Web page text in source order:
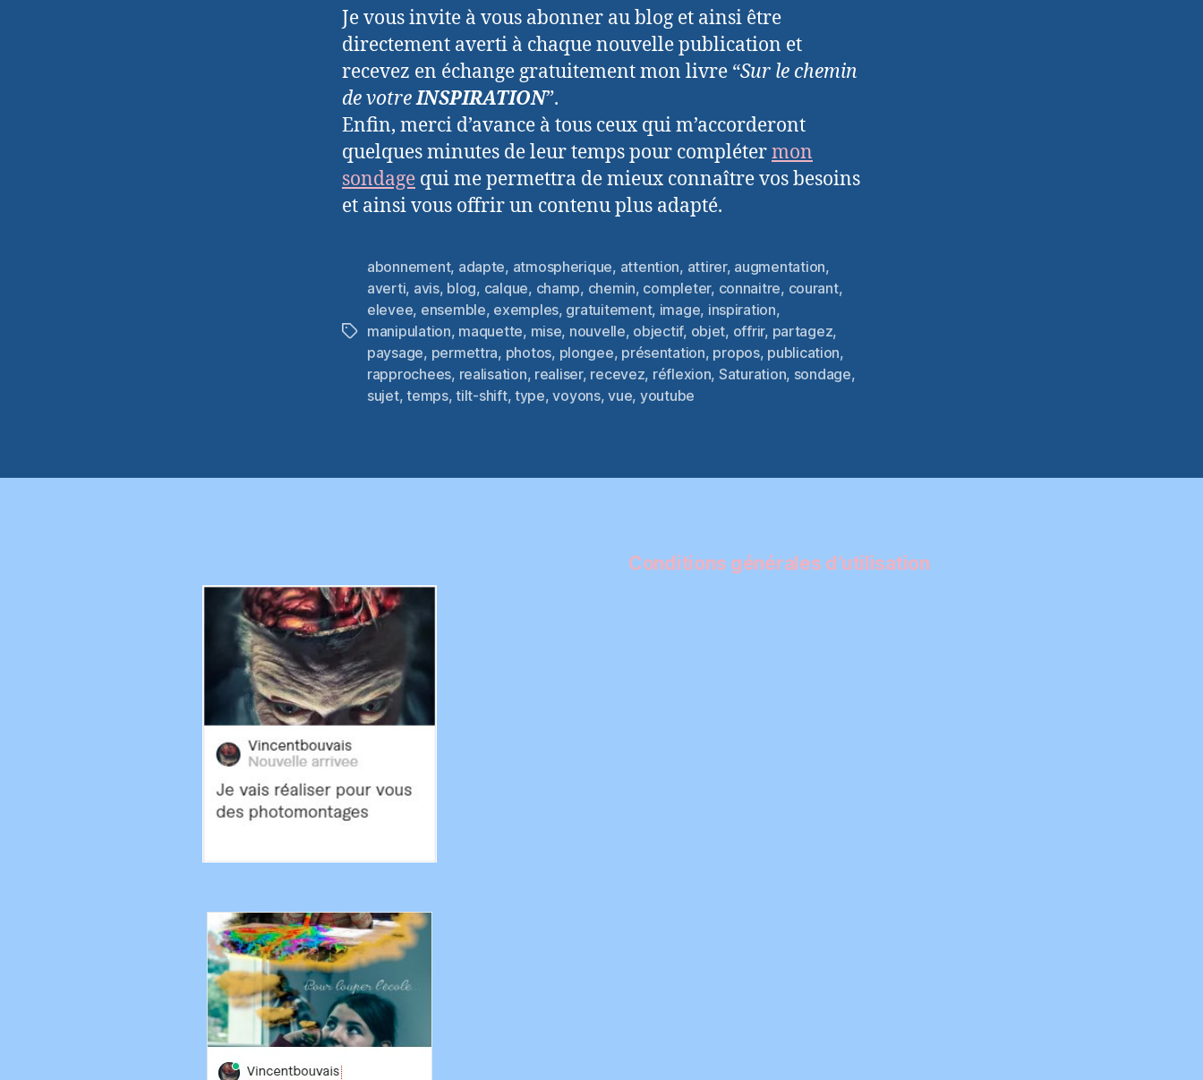
Je vous invite à vous abonner au blog et ainsi être
directement averti à chaque nouvelle publication et
recevez en échange gratuitement mon livre “Sur le chemin
de votreINSPIRATION”.
Enfin, merci d’avance à tous ceux qui m’accorderont
quelques minutes de leur temps pour complétermon
sondage qui me permettra de mieux connaître vos besoins
et ainsi vous offrir un contenu plus adapté.
Étiquettes
abonnement, adapte, atmospherique, attention, attirer, augmentation,
averti, avis, blog, calque, champ, chemin, completer, connaitre, courant,
elevee, ensemble, exemples, gratuitement, image, inspiration,
manipulation, maquette, mise, nouvelle, objectif, objet, offrir, partagez,
paysage, permettra, photos, plongee, présentation, propos, publication,
rapprochees, realisation, realiser, recevez, réflexion, Saturation, sondage,
sujet,temps,tilt-shift,type,voyons,vue, youtube
Conditions générales d’utilisation